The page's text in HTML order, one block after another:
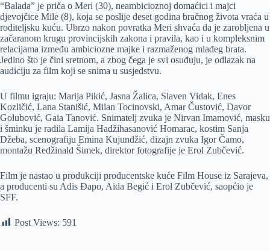
“Balada” je priča o Meri (30), neambicioznoj domaćici i majci
djevojčice Mile (8), koja se poslije deset godina bračnog života vraća u
roditeljsku kuću. Ubrzo nakon povratka Meri shvaća da je zarobljena u
začaranom krugu provincijskih zakona i pravila, kao i u kompleksnim
relacijama između ambiciozne majke i razmaženog mlađeg brata.
Jedino što je čini sretnom, a zbog čega je svi osuđuju, je odlazak na
audiciju za film koji se snima u susjedstvu.
U filmu igraju: Marija Pikić, Jasna Žalica, Slaven Vidak, Enes
Kozličić, Lana Stanišić, Milan Tocinovski, Amar Čustović, Davor
Golubović, Gaia Tanović. Snimatelj zvuka je Nirvan Imamović, masku
i šminku je radila Lamija Hadžihasanović Homarac, kostim Sanja
Džeba, scenografiju Emina Kujundžić, dizajn zvuka Igor Čamo,
montažu Redžinald Šimek, direktor fotografije je Erol Zubčević.
Film je nastao u produkciji producentske kuće Film House iz Sarajeva,
a producenti su Adis Đapo, Aida Begić i Erol Zubčević, saopćio je
SFF.
Post Views: 591